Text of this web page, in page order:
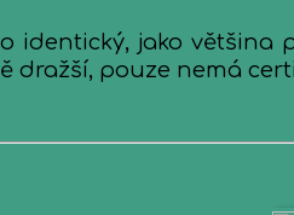
identický, jako
dražší, pouze nemá